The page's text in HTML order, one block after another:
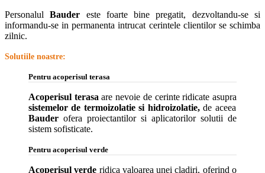
Personalul Bauder este foarte bine pregatit, dezvoltandu-se si
informandu-se in permanenta intrucat cerintele clientilor se schimba
zilnic.
Solutiile noastre:
Pentru acoperisul terasa
Acoperisul terasaare nevoie de cerinte ridicate asupra
sistemelor de termoizolatie si hidroizolatie,de aceea
Bauder ofera proiectantilor si aplicatorilor solutii de
sistem sofisticate.
Pentru acoperisul verde
Acoperisul verde ridica valoarea unei cladiri, oferind o